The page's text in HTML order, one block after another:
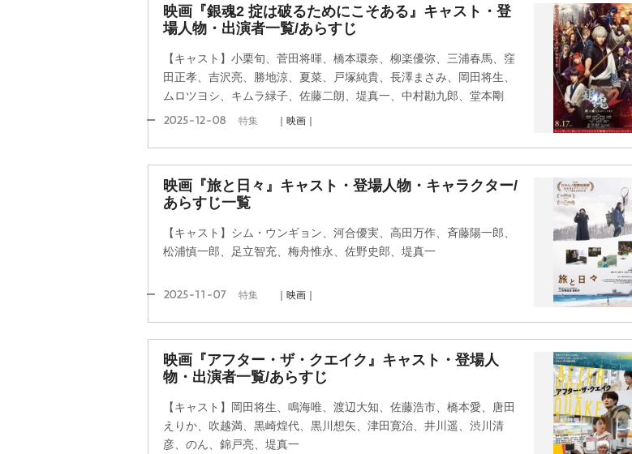
映画『銀魂2 掟は破るためにこそある』キャスト・登
場人物・出演者一覧/あらすじ
【キャスト】小栗旬、菅田将暉、橋本環奈、柳楽優弥、三浦春馬、窪
田正孝、吉沢亮、勝地涼、夏菜、戸塚純貴、長澤まさみ、岡田将生、
ムロツヨシ、キムラ緑子、佐藤二朗、堤真一、中村勘九郎、堂本剛
2025-12-08 特集 ｜映画｜
映画『旅と日々』キャスト・登場人物・キャラクター/
あらすじ一覧
【キャスト】シム・ウンギョン、河合優実、高田万作、斉藤陽一郎、
松浦慎一郎、足立智充、梅舟惟永、佐野史郎、堤真一
2025-11-07 特集 ｜映画｜
映画『アフター・ザ・クエイク』キャスト・登場人
物・出演者一覧/あらすじ
【キャスト】岡田将生、鳴海唯、渡辺大知、佐藤浩市、橋本愛、唐田
えりか、吹越満、黒崎煌代、黒川想矢、津田寛治、井川遥、渋川清
彦、のん、錦戸亮、堤真一